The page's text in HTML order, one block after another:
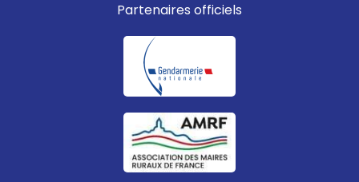
Partenaires officiels